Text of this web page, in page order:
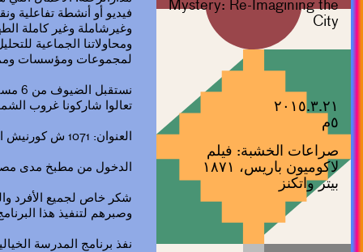
فيديو أو أنشطة تفاعلية
وغيرشاملة وغير كاملة
ومحاولاتنا الجماعية
لمجموعات ومؤسسات
نستقبل الضيوف من 6 مساءا ل 10 مساءا،
تعالوا شاركونا غروب
العنوان: 1071 ش كورنيش النيل – جاردن سيتي – بجوار السفارة الايطالية.
الدخول من مطبخ مدى
شكر خاص لجميع الأفرد
وصبرهم لتنفيذ هذا
نفذ برنامج المدرسة
Mystery: Re-Imagining the
City
٢٠١٥.٣.٢١
٥م
صراعات الخشبة: فيلم
لاكوميون باريس، ١٨٧١
بيتر واتكنز